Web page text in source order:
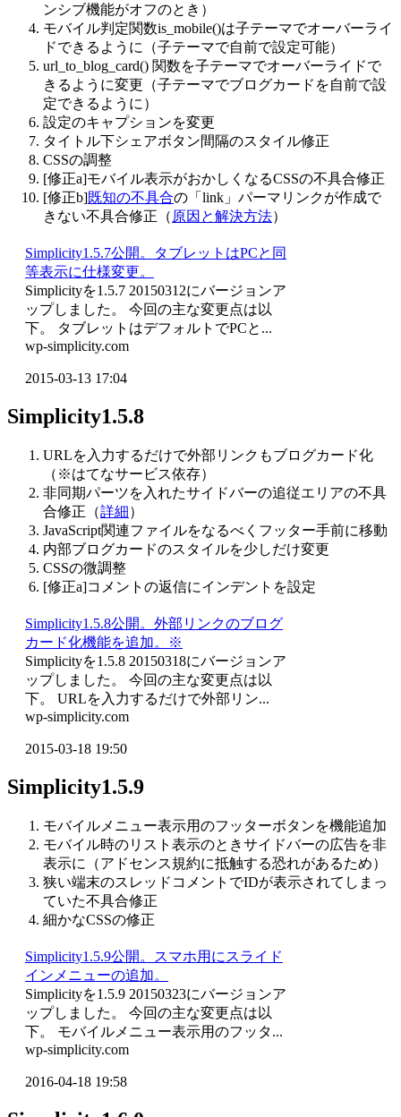
ンシブ機能がオフのとき）
モバイル判定関数is_mobile()は子テーマでオーバーライ
ドできるように（子テーマで自前で設定可能）
url_to_blog_card() 関数を子テーマでオーバーライドで
きるように変更（子テーマでブログカードを自前で設
定できるように）
設定のキャプションを変更
タイトル下シェアボタン間隔のスタイル修正
CSSの調整
[修正a]モバイル表示がおかしくなるCSSの不具合修正
[修正b]既知の不具合の「link」パーマリンクが作成で
きない不具合修正（ 原因と解決方法）
Simplicity1.5.7公開。タブレットはPCと同
等表示に仕様変更。
Simplicityを1.5.7 20150312にバージョンア
ップしました。 今回の主な変更点は以
下。 タブレットはデフォルトでPCと...
wp-simplicity.com
2015-03-13 17:04
Simplicity1.5.8
URLを入力するだけで外部リンクもブログカード化
（※はてなサービス依存）
非同期パーツを入れたサイドバーの追従エリアの不具
合修正（詳細）
JavaScript関連ファイルをなるべくフッター手前に移動
内部ブログカードのスタイルを少しだけ変更
CSSの微調整
[修正a]コメントの返信にインデントを設定
Simplicity1.5.8公開。外部リンクのブログ
カード化機能を追加。※
Simplicityを1.5.8 20150318にバージョンア
ップしました。 今回の主な変更点は以
下。 URLを入力するだけで外部リン...
wp-simplicity.com
2015-03-18 19:50
Simplicity1.5.9
モバイルメニュー表示用のフッターボタンを機能追加
モバイル時のリスト表示のときサイドバーの広告を非
表示に（アドセンス規約に抵触する恐れがあるため）
狭い端末のスレッドコメントでIDが表示されてしまっ
ていた不具合修正
細かなCSSの修正
Simplicity1.5.9公開。スマホ用にスライド
インメニューの追加。
Simplicityを1.5.9 20150323にバージョンア
ップしました。 今回の主な変更点は以
下。 モバイルメニュー表示用のフッタ...
wp-simplicity.com
2016-04-18 19:58